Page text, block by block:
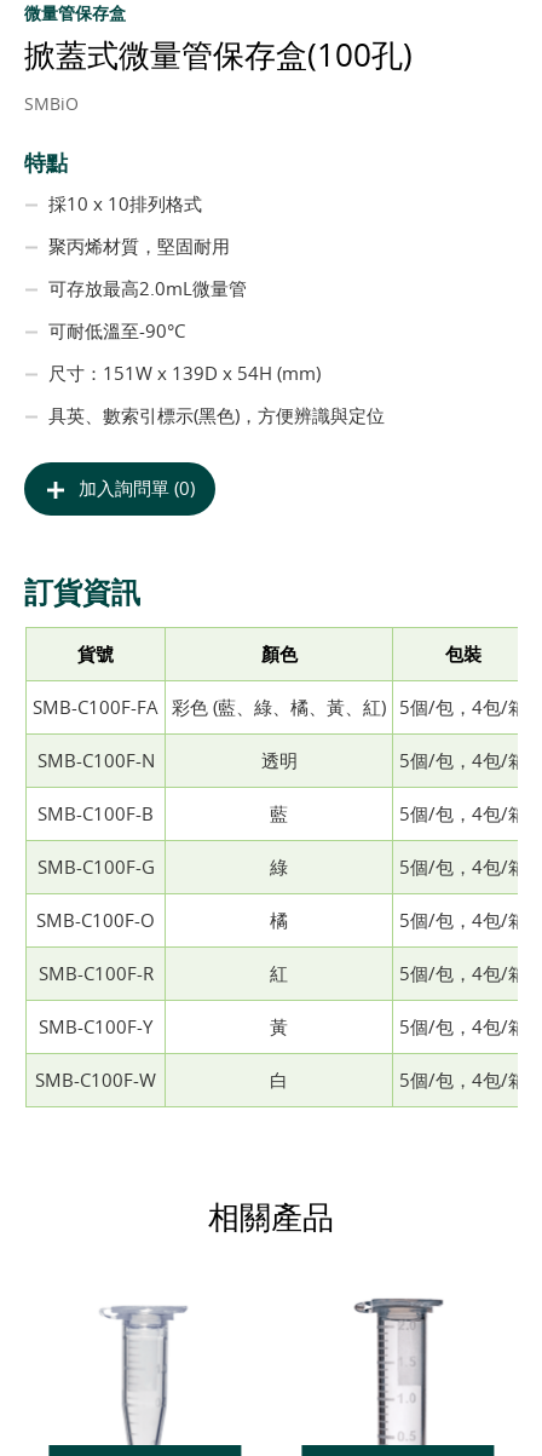
微量管保存盒
掀蓋式微量管保存盒(100孔)
SMBiO
特點
採10 x 10排列格式
聚丙烯材質，堅固耐用
可存放最高2.0mL微量管
可耐低溫至-90°C
尺寸：151W x 139D x 54H (mm)
具英、數索引標示(黑色)，方便辨識與定位
加入詢問單 (0)
訂貨資訊
貨號 顏色 包裝
SMB-C100F-FA 彩色 (藍、綠、橘、黃、紅) 5個/包，4包/箱
SMB-C100F-N 透明 5個/包，4包/箱
SMB-C100F-B 藍 5個/包，4包/箱
SMB-C100F-G 綠 5個/包，4包/箱
SMB-C100F-O 橘 5個/包，4包/箱
SMB-C100F-R 紅 5個/包，4包/箱
SMB-C100F-Y 黃 5個/包，4包/箱
SMB-C100F-W 白 5個/包，4包/箱
相關產品